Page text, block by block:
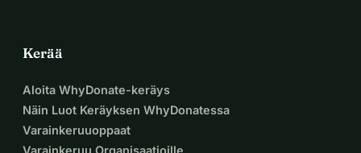
Kerää
Aloita WhyDonate-keräys
Näin Luot Keräyksen WhyDonatessa
Varainkeruuoppaat